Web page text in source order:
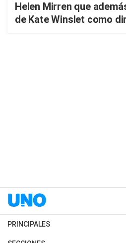
Helen Mirren que
de Kate Winslet como
PRINCIPALES